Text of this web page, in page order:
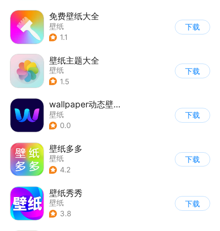
免费壁纸大全
壁纸
1.1
下载
壁纸主题大全
壁纸
1.5
下载
wallpaper动态壁纸4K
壁纸
0.0
下载
壁纸多多
壁纸
4.2
下载
壁纸秀秀
壁纸
3.8
下载